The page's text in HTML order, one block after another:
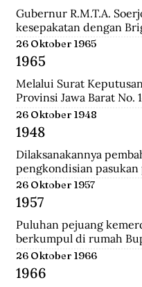
Gubernur R.M.T.A.
kesepakatan dengan
Pertemuan yang
empat kesepakatan: 1.
mengakui keberadaan
distrik Surabaya. 2.
membawa masuk
pasukan Belanda yang
Inggris yang mendarat
hanya dibolehkan
pelabuhan. 4. Untuk
antara pihak Inggris
keseharian, maka
beranggotakan
26 Oktober 1965
1965
Melalui Surat
Provinsi Jawa Barat
Mashudi
anggota PKI yang duduk
adalah Suharna Affandi,
Suganda, Enok
Sukra Prawira Sentana,
26 Oktober 1948
1948
Dilaksanakannya
pengkondisian pasukan
taktik untuk melawan
DI/TII.
26 Oktober 1957
1957
Puluhan pejuang
berkumpul di rumah
menyepakati gedung di
Museum Perjoangan.
26 Oktober 1966
1966